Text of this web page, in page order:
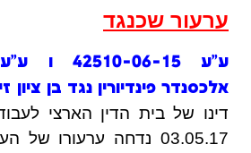
ערעור שכנגד
אלכסנדר פינדיורין נגד בן ציון
דינו של בית הדין הארצי
03.05.17 נדחה ערעורו